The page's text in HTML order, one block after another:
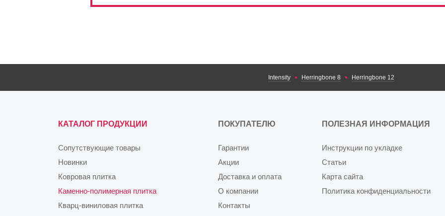
Intensity Herringbone 8 Herringbone 12
КАТАЛОГ ПРОДУКЦИИ
Сопутствующие товары
Новинки
Ковровая плитка
Каменно-полимерная плитка
Кварц-виниловая плитка
ПОКУПАТЕЛЮ
Гарантии
Акции
Доставка и оплата
О компании
Контакты
ПОЛЕЗНАЯ ИНФОРМАЦИЯ
Инструкции по укладке
Статьи
Карта сайта
Политика конфиденциальности